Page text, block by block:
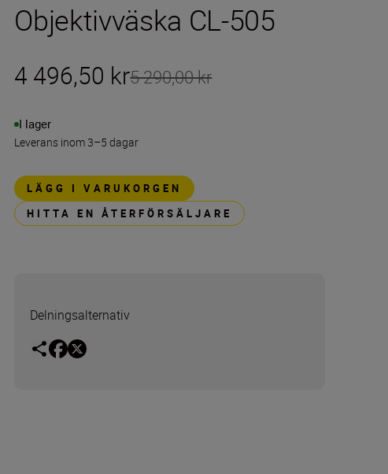
Objektivväska CL-505
4 496,50 kr5 290,00 kr
I lager
Leverans inom 3–5 dagar
LÄGG I VARUKORGEN
HITTA EN ÅTERFÖRSÄLJARE
Delningsalternativ